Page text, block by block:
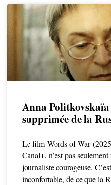
Anna Politkovskaïa
supprimée de la
Le film Words of War
Canal+, n’est pas
journaliste courageuse.
inconfortable, de ce que la